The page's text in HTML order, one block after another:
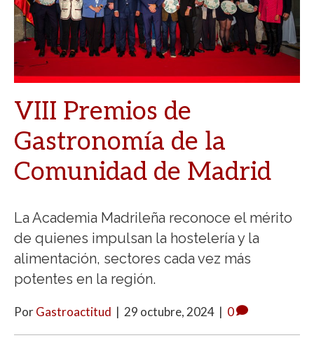
VIII Premios de
Gastronomía de la
Comunidad de Madrid
La Academia Madrileña reconoce el mérito
de quienes impulsan la hostelería y la
alimentación, sectores cada vez más
potentes en la región.
PorGastroactitud | 29 octubre, 2024 | 0